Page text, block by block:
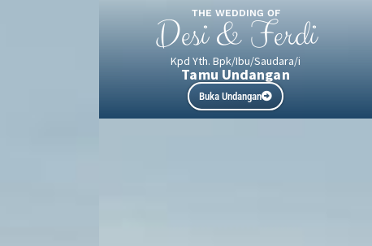
THE WEDDING OF
Desi & Ferdi
Kpd Yth. Bpk/Ibu/Saudara/i
Tamu Undangan
Buka Undangan